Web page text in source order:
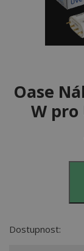
Oase
W
Dostupnost: